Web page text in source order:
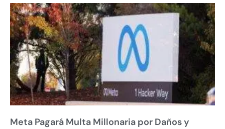
Meta Pagará Multa Millonaria por Daños y